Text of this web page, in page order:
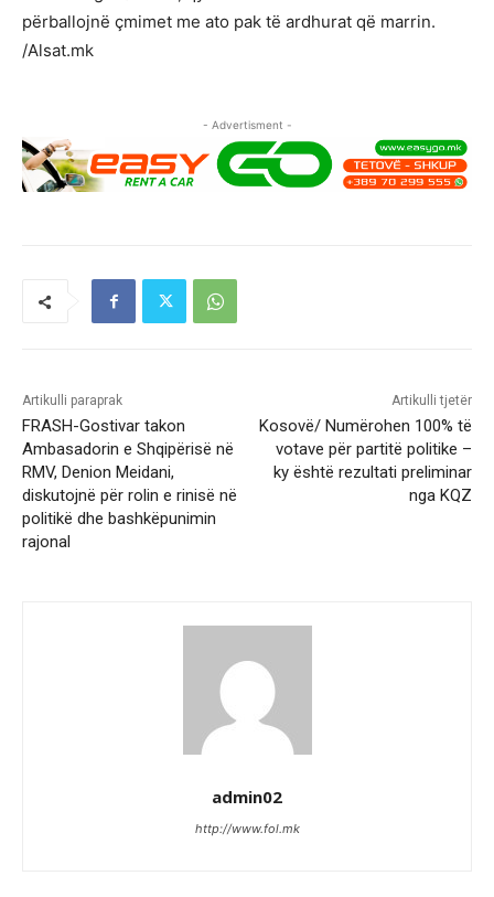
përballojnë çmimet me ato pak të ardhurat që marrin.
/Alsat.mk
- Advertisment -
Artikulli paraprak
FRASH-Gostivar takon
Ambasadorin e Shqipërisë në
RMV, Denion Meidani,
diskutojnë për rolin e rinisë në
politikë dhe bashkëpunimin
rajonal
Artikulli tjetër
Kosovë/ Numërohen 100% të
votave për partitë politike –
ky është rezultati preliminar
nga KQZ
admin02
http://www.fol.mk